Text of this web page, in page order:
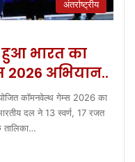
अंतर्राष्ट्रीय
भारत का
अभियान..
कॉमनवेल्थ गेम्स 2026 का
दल ने 13 स्वर्ण, 17 रजत